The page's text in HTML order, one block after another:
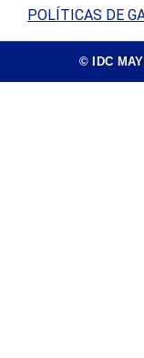
POLÍTICAS DE
© IDC